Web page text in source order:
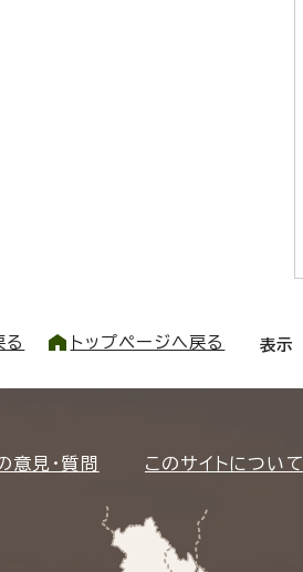
る トップページへ戻る 表示
意見・質問 このサイトについて